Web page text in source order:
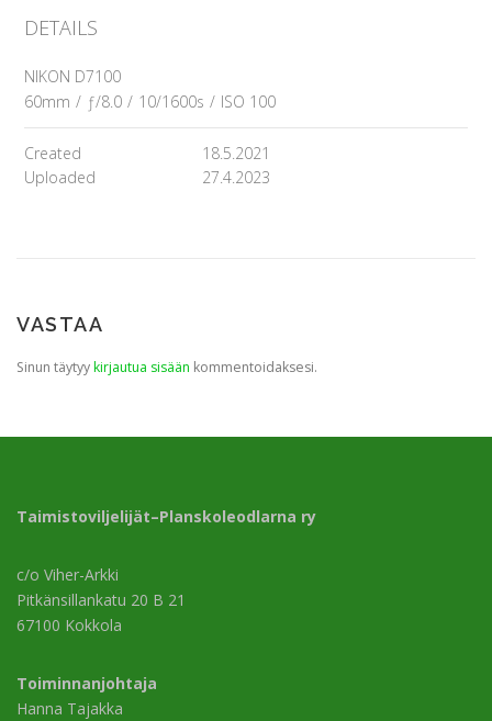
DETAILS
NIKON D7100
60mm / ƒ/8.0 / 10/1600s / ISO 100
Created
18.5.2021
Uploaded
27.4.2023
VASTAA
Sinun täytyykirjautua sisään kommentoidaksesi.
Taimistoviljelijät–Planskoleodlarna ry
c/o Viher-Arkki
Pitkänsillankatu 20 B 21
67100 Kokkola
Toiminnanjohtaja
Hanna Tajakka